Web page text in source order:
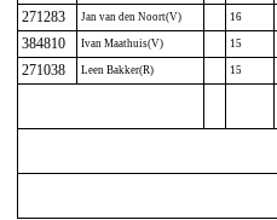
271283 Jan van den Noort(V) 16
384810 Ivan Maathuis(V) 15
271038 Leen Bakker(R) 15